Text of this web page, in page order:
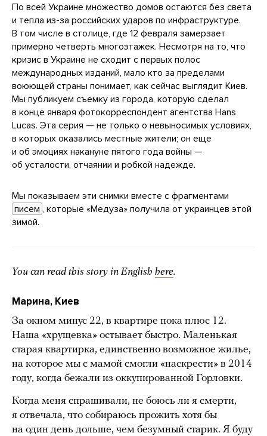
По всей Украине множество домов остаются без света
и тепла из-за российских ударов по инфраструктуре.
В том числе в столице, где 12 февраля замерзает
примерно четверть многоэтажек. Несмотря на то, что
кризис в Украине не сходит с первых полос
международных изданий, мало кто за пределами
воюющей страны понимает, как сейчас выглядит Киев.
Мы публикуем съемку из города, которую сделал
в конце января фотокорреспондент агентства Hans
Lucas. Эта серия — не только о невыносимых условиях,
в которых оказались местные жители; он еще
и об эмоциях накануне пятого года войны —
об усталости, отчаянии и робкой надежде.
Мы показываем эти снимки вместе с фрагментами
писем , которые «Медуза» получила от украинцев этой
зимой.
You can read this story in English here.
Марина, Киев
За окном минус 22, в квартире пока плюс 12.
Наша «хрущевка» остывает быстро. Маленькая
старая квартирка, единственно возможное жилье,
на которое мы с мамой смогли «наскрести» в 2014
году, когда бежали из оккупированной Горловки.
Когда меня спрашивали, не боюсь ли я смерти,
я отвечала, что собираюсь прожить хотя бы
на один день дольше, чем безумный старик. Я буду